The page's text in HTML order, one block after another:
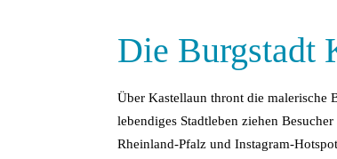
Die Burgstadt
Über Kastellaun thront die malerische
lebendiges Stadtleben ziehen
Rheinland-Pfalz und Instagram-